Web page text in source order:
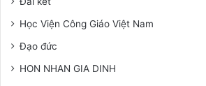
Học Viện Công Giáo Việt Nam
Đạo đức
HON NHAN GIA DINH